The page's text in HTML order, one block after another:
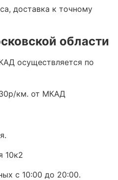
доставка к точному
области
осуществляется по
км. от МКАД
10к2
с 10:00 до 20:00.